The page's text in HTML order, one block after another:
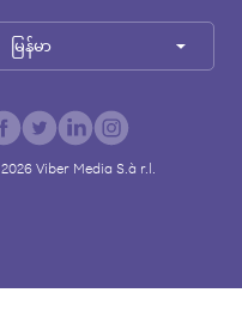
မြန်မာ
2026Viber Media S.à r.l.